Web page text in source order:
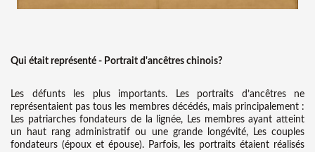
Qui était représenté - Portrait d'ancêtres chinois?
Les défunts les plus importants. Les portraits d’ancêtres ne
représentaient pas tous les membres décédés, mais principalement :
Les patriarches fondateurs de la lignée, Les membres ayant atteint
un haut rang administratif ou une grande longévité, Les couples
fondateurs (époux et épouse). Parfois, les portraits étaient réalisés